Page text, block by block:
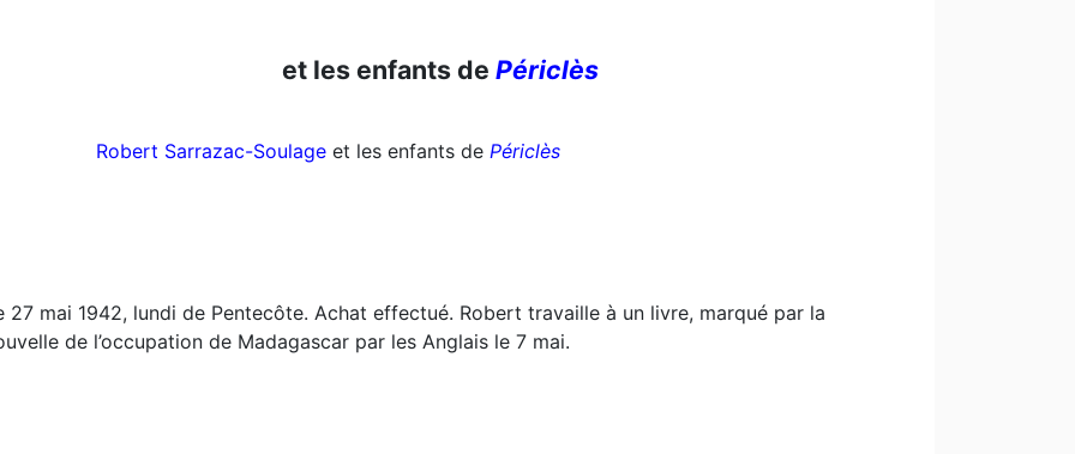
et les enfants de Périclès
Robert Sarrazac-Soulage et les enfants dePériclès
27 mai 1942, lundi de Pentecôte. Achat effectué. Robert travaille à un livre, marqué par la
de l’occupation de Madagascar par les Anglais le 7 mai.